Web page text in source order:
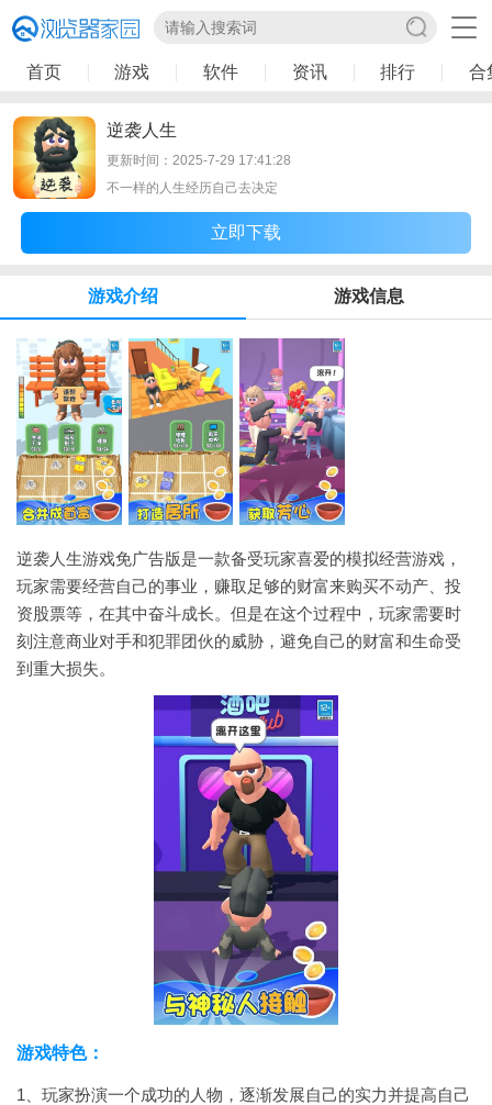
首页 游戏 软件 资讯 排行 合
逆袭人生
更新时间：2025-7-29 17:41:28
不一样的人生经历自己去决定
立即下载
游戏介绍 游戏信息
逆袭人生游戏免广告版是一款备受玩家喜爱的模拟经营游戏，
玩家需要经营自己的事业，赚取足够的财富来购买不动产、投
资股票等，在其中奋斗成长。但是在这个过程中，玩家需要时
刻注意商业对手和犯罪团伙的威胁，避免自己的财富和生命受
到重大损失。
游戏特色：
1、玩家扮演一个成功的人物，逐渐发展自己的实力并提高自己